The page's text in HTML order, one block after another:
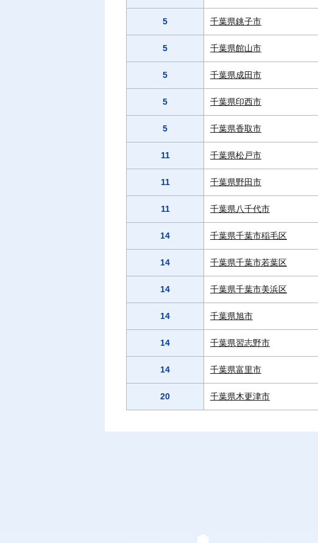
5 千葉県銚子市
5 千葉県館山市
5 千葉県成田市
5 千葉県印西市
5 千葉県香取市
11 千葉県松戸市
11 千葉県野田市
11 千葉県八千代市
14 千葉県千葉市稲毛区
14 千葉県千葉市若葉区
14 千葉県千葉市美浜区
14 千葉県旭市
14 千葉県習志野市
14 千葉県富里市
20 千葉県木更津市